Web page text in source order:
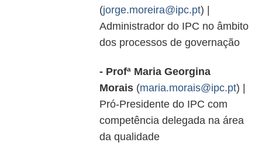
(jorge.moreira@ipc.pt) |
Administrador do IPC no âmbito
dos processos de governação
- Profª Maria Georgina
Morais (maria.morais@ipc.pt) |
Pró-Presidente do IPC com
competência delegada na área
da qualidade